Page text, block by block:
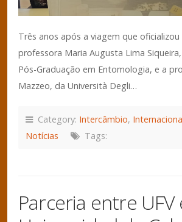
Três anos após a viagem que
professora Maria Augusta Lima
Pós-Graduação em Entomologia, e a
Mazzeo, da Università Degli…
Category: Intercâmbio,
Notícias
Tags:
Parceria entre UFV